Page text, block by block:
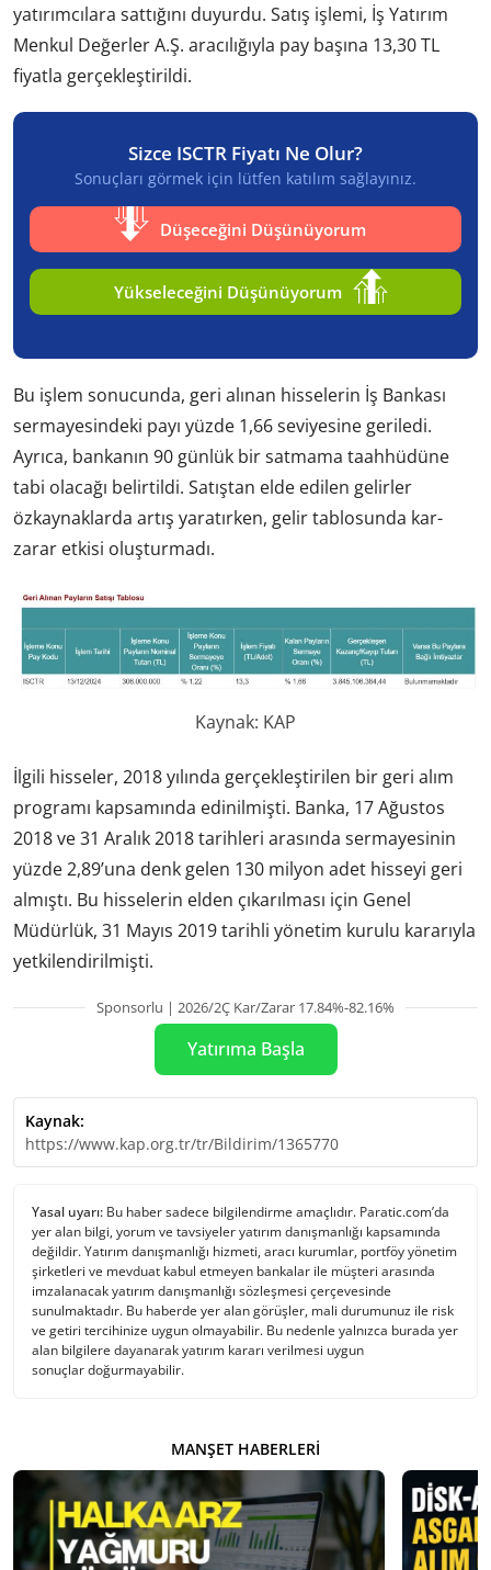
yatırımcılara sattığını duyurdu. Satış işlemi, İş Yatırım
Menkul Değerler A.Ş. aracılığıyla pay başına 13,30 TL
fiyatla gerçekleştirildi.
Sizce ISCTR Fiyatı Ne Olur?
Sonuçları görmek için lütfen katılım sağlayınız.
Düşeceğini Düşünüyorum
Yükseleceğini Düşünüyorum
Bu işlem sonucunda, geri alınan hisselerin İş Bankası
sermayesindeki payı yüzde 1,66 seviyesine geriledi.
Ayrıca, bankanın 90 günlük bir satmama taahhüdüne
tabi olacağı belirtildi. Satıştan elde edilen gelirler
özkaynaklarda artış yaratırken, gelir tablosunda kar-
zarar etkisi oluşturmadı.
Kaynak: KAP
İlgili hisseler, 2018 yılında gerçekleştirilen bir geri alım
programı kapsamında edinilmişti. Banka, 17 Ağustos
2018 ve 31 Aralık 2018 tarihleri arasında sermayesinin
yüzde 2,89’una denk gelen 130 milyon adet hisseyi geri
almıştı. Bu hisselerin elden çıkarılması için Genel
Müdürlük, 31 Mayıs 2019 tarihli yönetim kurulu kararıyla
yetkilendirilmişti.
Sponsorlu | 2026/2Ç Kar/Zarar 17.84%-82.16%
Yatırıma Başla
Kaynak:
https://www.kap.org.tr/tr/Bildirim/1365770
Yasal uyarı: Bu haber sadece bilgilendirme amaçlıdır. Paratic.com’da
yer alan bilgi, yorum ve tavsiyeler yatırım danışmanlığı kapsamında
değildir. Yatırım danışmanlığı hizmeti, aracı kurumlar, portföy yönetim
şirketleri ve mevduat kabul etmeyen bankalar ile müşteri arasında
imzalanacak yatırım danışmanlığı sözleşmesi çerçevesinde
sunulmaktadır. Bu haberde yer alan görüşler, mali durumunuz ile risk
ve getiri tercihinize uygun olmayabilir. Bu nedenle yalnızca burada yer
alan bilgilere dayanarak yatırım kararı verilmesi uygun
sonuçlar doğurmayabilir.
MANŞET HABERLERI